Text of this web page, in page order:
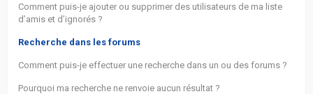
Comment puis-je ajouter ou supprimer des utilisateurs de ma liste
d’amis et d’ignorés ?
Recherche dans les forums
Comment puis-je effectuer une recherche dans un ou des forums ?
Pourquoi ma recherche ne renvoie aucun résultat ?